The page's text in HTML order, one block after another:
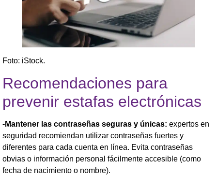
Foto: iStock.
Recomendaciones para
prevenir estafas electrónicas
-Mantener las contraseñas seguras y únicas: expertos en
seguridad recomiendan utilizar contraseñas fuertes y
diferentes para cada cuenta en línea. Evita contraseñas
obvias o información personal fácilmente accesible (como
fecha de nacimiento o nombre).